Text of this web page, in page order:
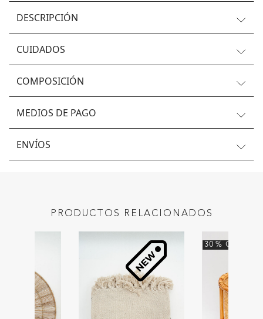
DESCRIPCIÓN
CUIDADOS
COMPOSICIÓN
MEDIOS DE PAGO
ENVÍOS
PRODUCTOS RELACIONADOS
30% OFF